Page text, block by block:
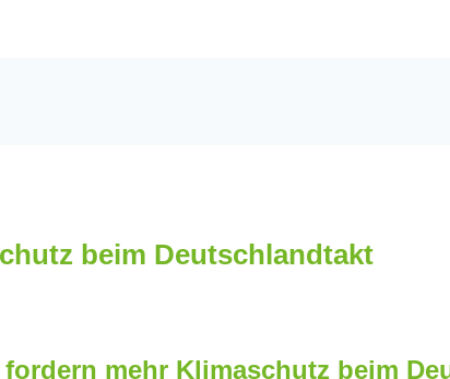
beim Deutschlandtakt
mehr Klimaschutz beim